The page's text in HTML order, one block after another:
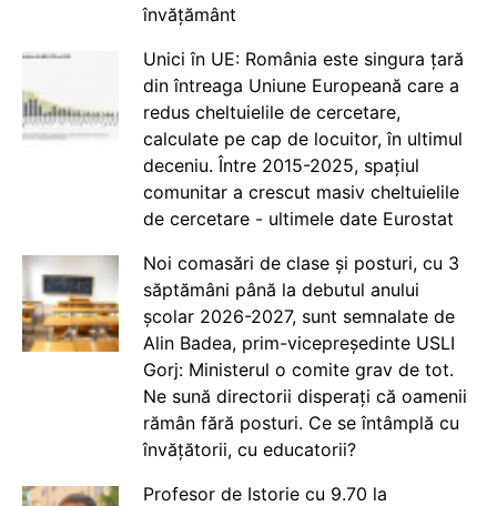
învățământ
Unici în UE: România este singura țară
din întreaga Uniune Europeană care a
redus cheltuielile de cercetare,
calculate pe cap de locuitor, în ultimul
deceniu. Între 2015-2025, spațiul
comunitar a crescut masiv cheltuielile
de cercetare - ultimele date Eurostat
Noi comasări de clase și posturi, cu 3
săptămâni până la debutul anului
școlar 2026-2027, sunt semnalate de
Alin Badea, prim-vicepreședinte USLI
Gorj: Ministerul o comite grav de tot.
Ne sună directorii disperați că oamenii
rămân fără posturi. Ce se întâmplă cu
învățătorii, cu educatorii?
Profesor de Istorie cu 9.70 la